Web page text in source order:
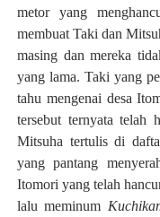
metor yang
membuat Taki dan
masing dan mereka
yang lama. Taki yang
tahu mengenai desa
tersebut ternyata telah
Mitsuha tertulis di
yang pantang
Itomori yang telah
lalu meminum